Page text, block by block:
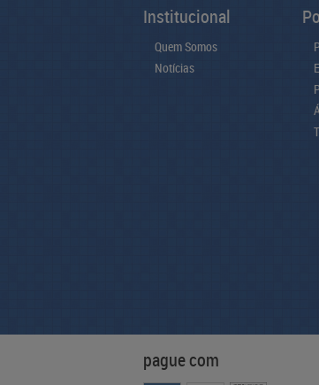
Institucional
Quem Somos
Notícias
pague com